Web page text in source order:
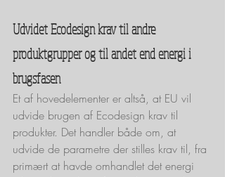
Udvidet Ecodesign krav til andre
produktgrupper og til andet end energi i
brugsfasen
Et af hovedelementer er altså, at EU vil
udvide brugen af Ecodesign krav til
produkter. Det handler både om, at
udvide de parametre der stilles krav til, fra
primært at havde omhandlet det energi